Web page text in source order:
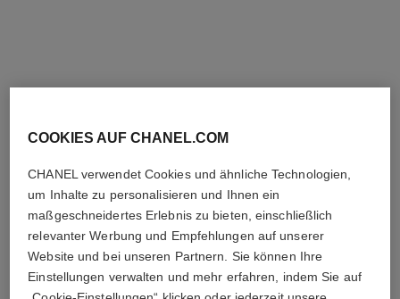
COOKIES AUF CHANEL.COM
CHANEL verwendet Cookies und ähnliche Technologien,
um Inhalte zu personalisieren und Ihnen ein
maßgeschneidertes Erlebnis zu bieten, einschließlich
relevanter Werbung und Empfehlungen auf unserer
Website und bei unseren Partnern. Sie können Ihre
Einstellungen verwalten und mehr erfahren, indem Sie auf